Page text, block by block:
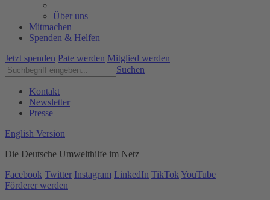
Über uns
Mitmachen
Spenden & Helfen
Jetzt spenden Pate werden Mitglied werden
Suchen
Kontakt
Newsletter
Presse
English Version
Die Deutsche Umwelthilfe im Netz
Facebook Twitter Instagram LinkedIn TikTok YouTube
Förderer werden